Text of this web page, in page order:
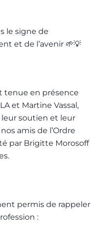
le signe de
et de l’avenir 🌱💡
tenue en présence
et Martine Vassal,
soutien et leur
amis de l’Ordre
par Brigitte Morosoff
permis de rappeler
: